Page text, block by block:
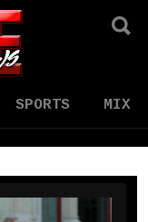
SPORTS MIX